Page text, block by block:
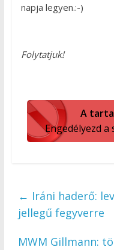
napja legyen.:-)
Folytatjuk!
A
Engedélyezd
← Iráni haderő:
jellegű fegyverre
MWM Gillmann: